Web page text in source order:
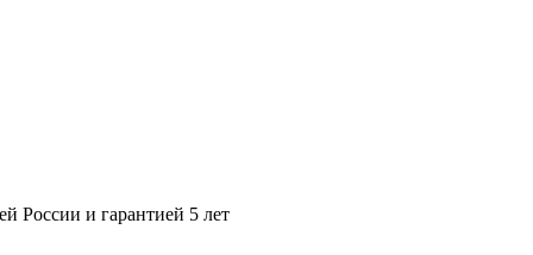
России и гарантией 5 лет